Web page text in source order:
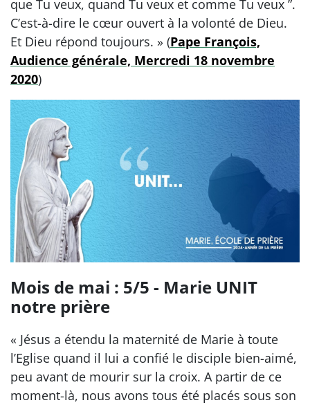
que Tu veux, quand Tu veux et comme Tu veux ”.
C’est-à-dire le cœur ouvert à la volonté de Dieu.
Et Dieu répond toujours. » (Pape François,
Audience générale, Mercredi 18 novembre
2020)
Mois de mai : 5/5 - Marie UNIT
notre prière
« Jésus a étendu la maternité de Marie à toute
l’Eglise quand il lui a confié le disciple bien-aimé,
peu avant de mourir sur la croix. A partir de ce
moment-là, nous avons tous été placés sous son